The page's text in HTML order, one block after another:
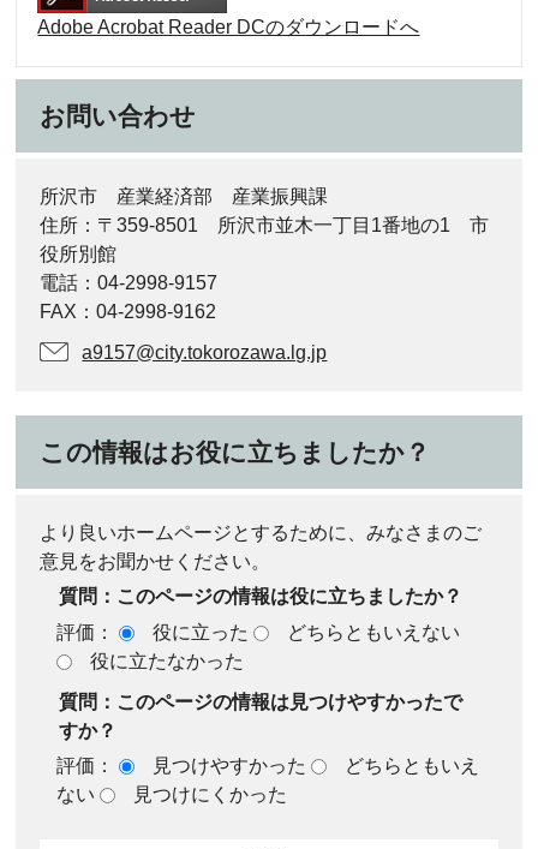
Adobe Acrobat Reader DCのダウンロードへ
お問い合わせ
所沢市 産業経済部 産業振興課
住所：〒359-8501 所沢市並木一丁目1番地の1 市
役所別館
電話：04-2998-9157
FAX：04-2998-9162
a9157@city.tokorozawa.lg.jp
この情報はお役に立ちましたか？
より良いホームページとするために、みなさまのご
意見をお聞かせください。
質問：このページの情報は役に立ちましたか？
評価：
役に立った
どちらともいえない
役に立たなかった
質問：このページの情報は見つけやすかったで
すか？
評価：
見つけやすかった
どちらともいえ
ない
見つけにくかった